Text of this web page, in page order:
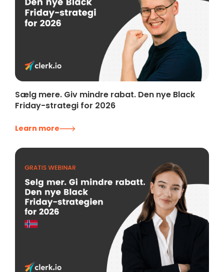
Sælg mere. Giv mindre rabat. Den nye Black
Friday-strategi for 2026
Learn more